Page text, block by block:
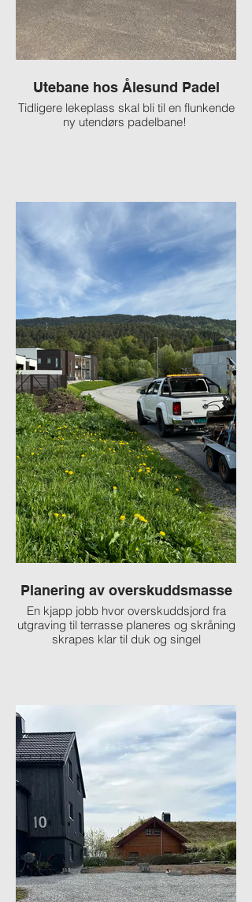
Utebane hos Ålesund Padel
Tidligere lekeplass skal bli til en flunkende
ny utendørs padelbane!
Planering av overskuddsmasse
En kjapp jobb hvor overskuddsjord fra
utgraving til terrasse planeres og skråning
skrapes klar til duk og singel